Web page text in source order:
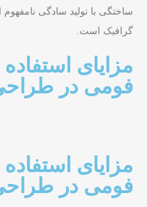
ساختگی با تولید سادگی
گرافیک است.
مزایای
فومی در
مزایای
فومی در